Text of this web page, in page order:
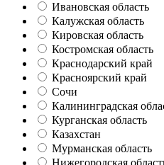
Ивановская область
Калужская область
Кировская область
Костромская область
Краснодарский край
Красноярский край
Сочи
Калининградская
Курганская область
Казахстан
Мурманская область